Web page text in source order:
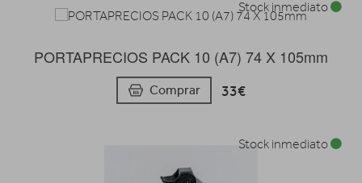
PORTAPRECIOS PACK 10 (A7) 74 X 105mm
Comprar 33€
Stock inmediato
Stock inmediato